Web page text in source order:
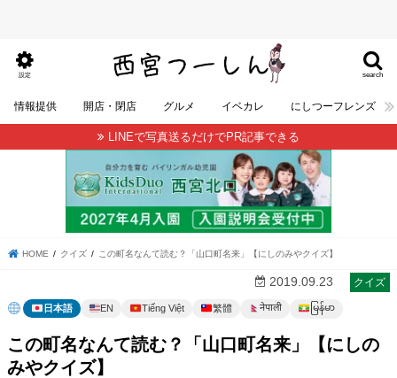
search
設定
情報提供 開店・閉店 グルメ イベカレ にしつーフレンズ
LINEで写真送るだけでPR記事できる
HOME クイズ この町名なんて読む？「山口町名来」【にしのみやクイズ】
クイズ
2019.09.23
日本語 EN Tiếng Việt 繁體 नेपाली မြန်မာ
この町名なんて読む？「山口町名来」【にしの
みやクイズ】